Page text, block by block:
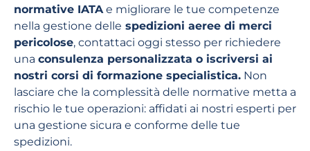
normative IATAe migliorare le tue competenze
nella gestione delle spedizioni aeree di merci
pericolose, contattaci oggi stesso per richiedere
una consulenza personalizzata o iscriversi ai
nostri corsi di formazione specialistica. Non
lasciare che la complessità delle normative metta a
rischio le tue operazioni: affidati ai nostri esperti per
una gestione sicura e conforme delle tue
spedizioni.